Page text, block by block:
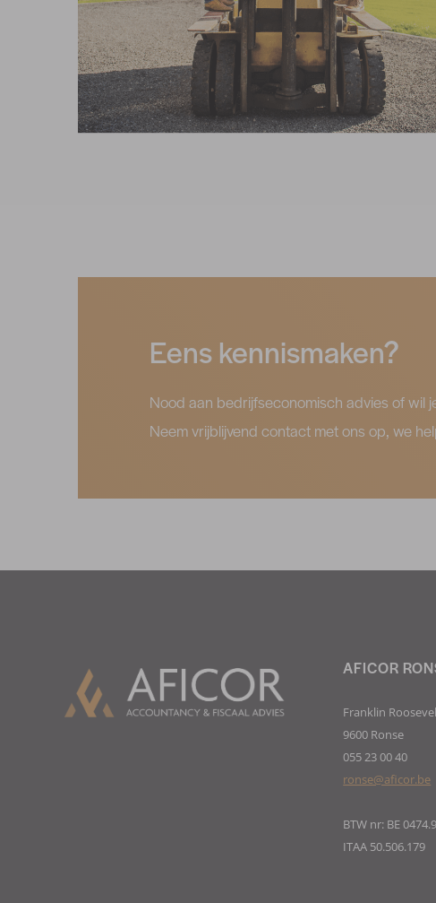
Eens kennismaken?
Nood aan bedrijfseconomisch advies of wil
Neem vrijblijvend contact met ons op, we
AFICOR
Franklin
9600 Ronse
055 23 00 40
ronse@aficor.be
BTW nr: BE
ITAA 50.506.179